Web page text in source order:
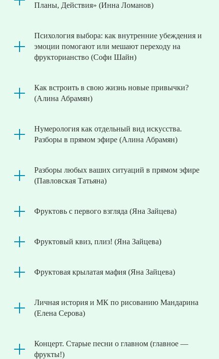
Планы, Действия» (Инна Ломанов)
Психология выбора: как внутренние убеждения и
эмоции помогают или мешают переходу на
фрукторианство (Софи Шайн)
Как встроить в свою жизнь новые привычки?
(Алина Абрамян)
Нумерология как отдельный вид искусства.
Разборы в прямом эфире (Алина Абрамян)
Разборы любых ваших ситуаций в прямом эфире
(Павловская Татьяна)
Фруктовь с первого взгляда (Яна Зайцева)
Фруктовый квиз, плиз! (Яна Зайцева)
Фруктовая крылатая мафия (Яна Зайцева)
Личная история и МК по рисованию Мандарина
(Елена Серова)
Концерт. Старые песни о главном (главное —
фрукты!)